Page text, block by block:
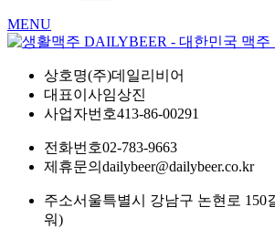
MENU
상호명(주)데일리비어
대표이사임상진
사업자번호413-86-00291
전화번호02-783-9663
제휴문의 dailybeer@dailybeer.co.kr
주소서울특별시 강남구 논현로 150
워)